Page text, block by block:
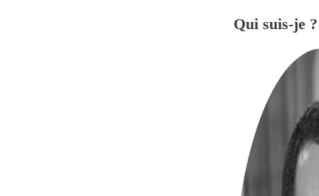
Qui suis-je ?